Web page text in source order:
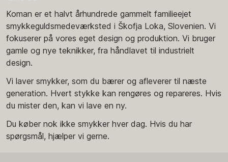
Koman er et halvt århundrede gammelt familieejet
smykkeguldsmedeværksted i Škofja Loka, Slovenien. Vi
fokuserer på vores eget design og produktion. Vi bruger
gamle og nye teknikker, fra håndlavet til industrielt
design.
Vi laver smykker, som du bærer og afleverer til næste
generation. Hvert stykke kan rengøres og repareres. Hvis
du mister den, kan vi lave en ny.
Du køber nok ikke smykker hver dag. Hvis du har
spørgsmål, hjælper vi gerne.